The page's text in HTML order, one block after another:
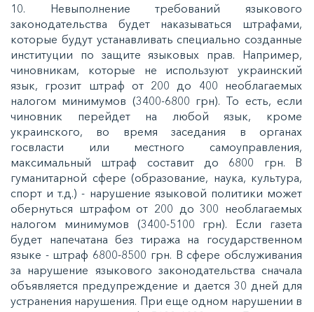
10. Невыполнение требований языкового
законодательства будет наказываться штрафами,
которые будут устанавливать специально созданные
институции по защите языковых прав. Например,
чиновникам, которые не используют украинский
язык, грозит штраф от 200 до 400 необлагаемых
налогом минимумов (3400-6800 грн). То есть, если
чиновник перейдет на любой язык, кроме
украинского, во время заседания в органах
госвласти или местного самоуправления,
максимальный штраф составит до 6800 грн. В
гуманитарной сфере (образование, наука, культура,
спорт и т.д.) - нарушение языковой политики может
обернуться штрафом от 200 до 300 необлагаемых
налогом минимумов (3400-5100 грн). Если газета
будет напечатана без тиража на государственном
языке - штраф 6800-8500 грн. В сфере обслуживания
за нарушение языкового законодательства сначала
объявляется предупреждение и дается 30 дней для
устранения нарушения. При еще одном нарушении в